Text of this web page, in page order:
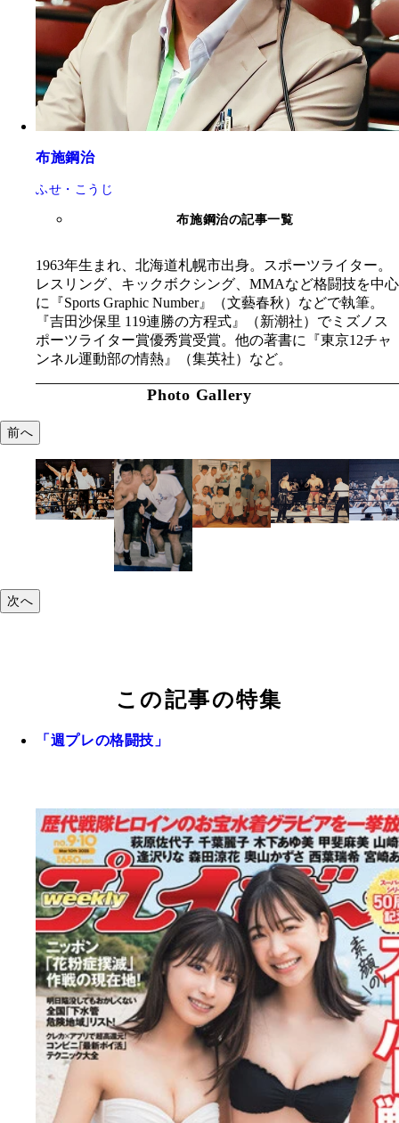
布施鋼治
ふせ・こうじ
布施鋼治の記事一覧
1963年生まれ、北海道札幌市出身。スポーツライター。
レスリング、キックボクシング、MMAなど格闘技を中心
に『Sports Graphic Number』（文藝春秋）などで執筆。
『吉田沙保里 119連勝の方程式』（新潮社）でミズノス
ポーツライター賞優秀賞受賞。他の著書に『東京12チャ
ンネル運動部の情熱』（集英社）など。
Photo Gallery
前へ
次へ
この記事の特集
「週プレの格闘技」